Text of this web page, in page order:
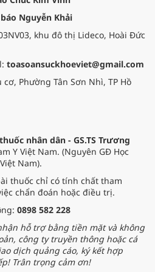
Nguyễn Khải
khu đô thị Lideco, Hoài Đức
toasoansuckhoeviet@gmail.com
cơ, Phường Tân Sơn Nhì, TP Hồ
nhân dân - GS.TS Trương
Y Việt Nam. (Nguyên GĐ Học
Nam).
thuốc chỉ có tính chất tham
chẩn đoán hoặc điều trị.
0898 582 228
hỗ trợ bằng tiền mặt và không
công ty truyền thông hoặc cá
dịch quảng cáo, ký kết hợp
Trân trọng cảm ơn!